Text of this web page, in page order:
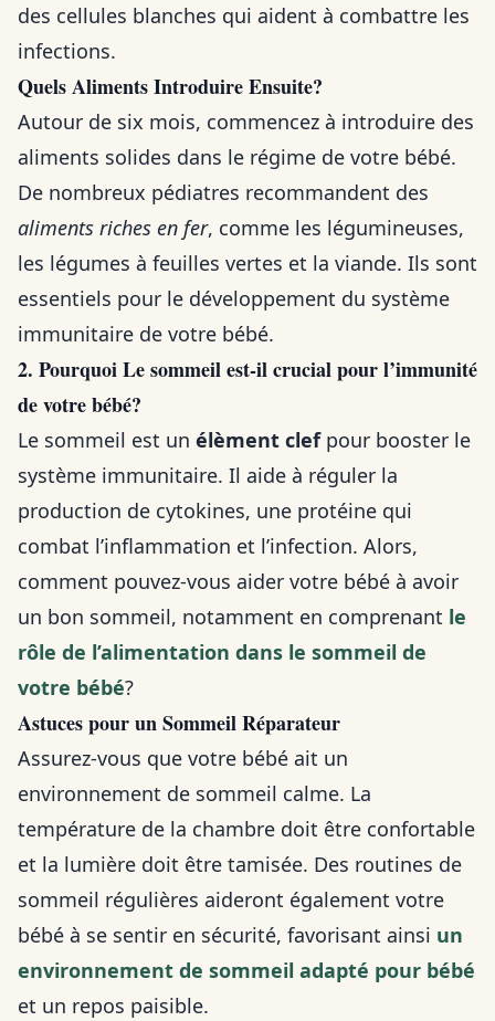
des cellules blanches qui aident à combattre les
infections.
Quels Aliments Introduire Ensuite?
Autour de six mois, commencez à introduire des
aliments solides dans le régime de votre bébé.
De nombreux pédiatres recommandent des
aliments riches en fer, comme les légumineuses,
les légumes à feuilles vertes et la viande. Ils sont
essentiels pour le développement du système
immunitaire de votre bébé.
2. Pourquoi Le sommeil est-il crucial pour l’immunité
de votre bébé?
Le sommeil est un élèment clefpour booster le
système immunitaire. Il aide à réguler la
production de cytokines, une protéine qui
combat l’inflammation et l’infection. Alors,
comment pouvez-vous aider votre bébé à avoir
un bon sommeil, notamment en comprenant le
rôle de l’alimentation dans le sommeil de
votre bébé?
Astuces pour un Sommeil Réparateur
Assurez-vous que votre bébé ait un
environnement de sommeil calme. La
température de la chambre doit être confortable
et la lumière doit être tamisée. Des routines de
sommeil régulières aideront également votre
bébé à se sentir en sécurité, favorisant ainsi un
environnement de sommeil adapté pour bébé
et un repos paisible.